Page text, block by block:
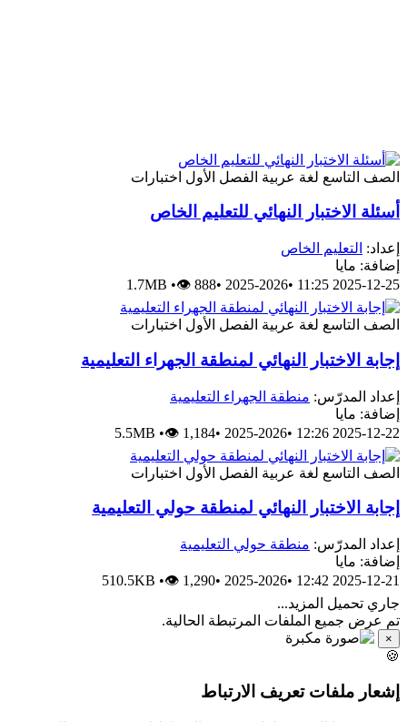
التاسع لغة عربية الفصل الأول اختبارات
الاختبار النهائي للتعليم الخاص
التعليم الخاص
مايا
2025-12-25
•
2025-2026
•
1.7MB •👁 888
التاسع لغة عربية الفصل الأول اختبارات
الاختبار النهائي لمنطقة الجهراء التعليمية
المدرّس: منطقة الجهراء التعليمية
مايا
2025-12-22
•
2025-2026
•
5.5MB •👁 1,184
التاسع لغة عربية الفصل الأول اختبارات
الاختبار النهائي لمنطقة حولي التعليمية
المدرّس: منطقة حولي التعليمية
مايا
2025-12-21
•
2025-2026
•
510.5KB •👁 1,290
تحميل المزيد...
عرض جميع الملفات المرتبطة الحالية.
ملفات تعريف الارتباط